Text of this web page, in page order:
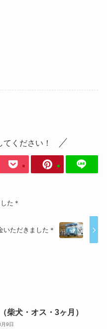
ください！
た＊
いただきました＊
犬・オス・3ヶ月）
9日